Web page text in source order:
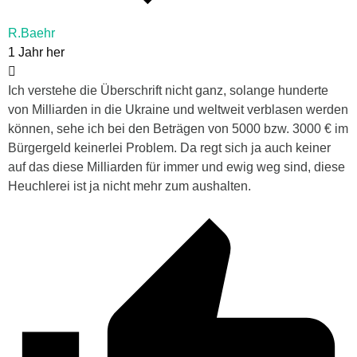
R.Baehr
1 Jahr her
Ich verstehe die Überschrift nicht ganz, solange hunderte
von Milliarden in die Ukraine und weltweit verblasen werden
können, sehe ich bei den Beträgen von 5000 bzw. 3000 € im
Bürgergeld keinerlei Problem. Da regt sich ja auch keiner
auf das diese Milliarden für immer und ewig weg sind, diese
Heuchlerei ist ja nicht mehr zum aushalten.